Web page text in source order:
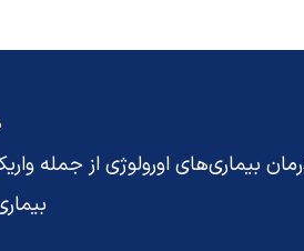
بیماری‌های اورولوژی از جمله